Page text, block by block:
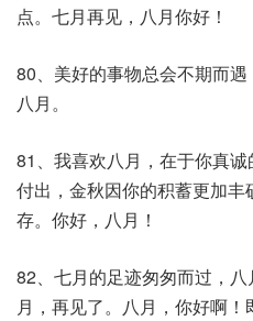
点。七月再见，八月你好！
80、美好的事物总会不期而
八月。
81、我喜欢八月，在于你真
付出，金秋因你的积蓄更加
存。你好，八月！
82、七月的足迹匆匆而过，
月，再见了。八月，你好啊